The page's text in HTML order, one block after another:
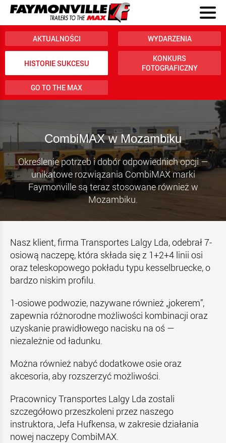
AKTUALNOŚCI WYDARZENIA
HISTORIE SUKCESU
KONKURS
FOTOGRAFICZNY
GO TO THE MAX
CombiMAX w Mozambiku
Określenie potrzeb i dobór odpowiednich opcji —
unikatowe rozwiązania CombiMAX marki
Faymonville są teraz stosowane również w
Mozambiku.
Nasz klient, firma Transportes Lalgy Lda, odebrał 7-
osiową naczepę, która składa się z 1+2+4 linii osi
oraz teleskopowego pokładu typu kesselbruecke, o
bardzo niskim profilu.
1-osiowe podwozie, nazywane również „jokerem”,
zapewnia różnorodne możliwości kombinacji oraz
uzyskanie prawidłowego nacisku na oś —
niezależnie od ładunku.
Można również nabyć dodatkowe osie oraz
akcesoria, aby rozszerzyć możliwości.
Pracownicy Transportes Lalgy Lda zostali
szczegółowo przeszkoleni przez naszego
instruktora, Jefa Hufkensa, w zakresie działania
nowej naczepy CombiMAX.